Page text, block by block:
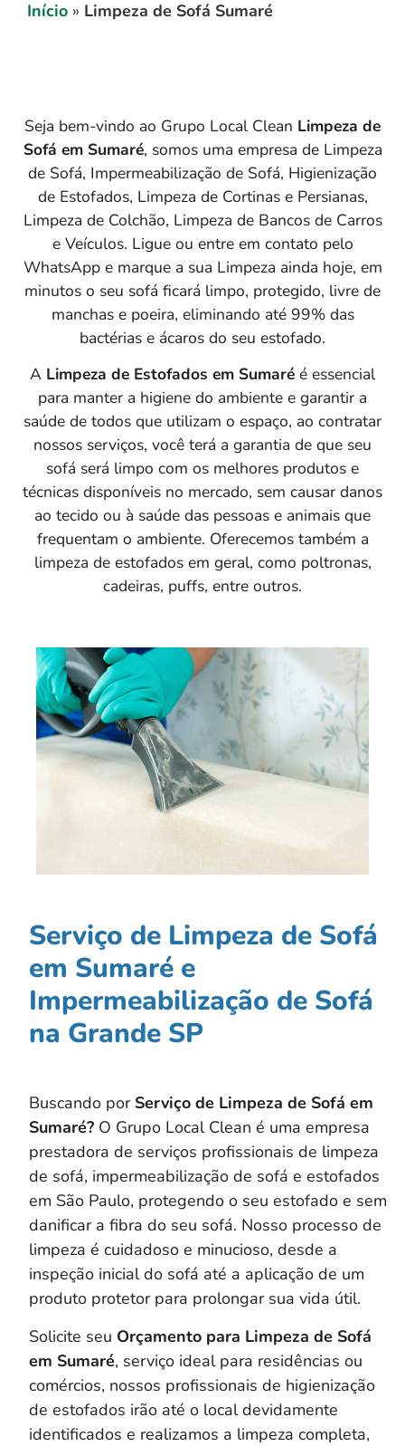
Início » Limpeza de Sofá Sumaré
Seja bem-vindo ao Grupo Local Clean Limpeza de
Sofá em Sumaré, somos uma empresa de Limpeza
de Sofá, Impermeabilização de Sofá, Higienização
de Estofados, Limpeza de Cortinas e Persianas,
Limpeza de Colchão, Limpeza de Bancos de Carros
e Veículos. Ligue ou entre em contato pelo
WhatsApp e marque a sua Limpeza ainda hoje, em
minutos o seu sofá ficará limpo, protegido, livre de
manchas e poeira, eliminando até 99% das
bactérias e ácaros do seu estofado.
A Limpeza de Estofados em Sumaré é essencial
para manter a higiene do ambiente e garantir a
saúde de todos que utilizam o espaço, ao contratar
nossos serviços, você terá a garantia de que seu
sofá será limpo com os melhores produtos e
técnicas disponíveis no mercado, sem causar danos
ao tecido ou à saúde das pessoas e animais que
frequentam o ambiente. Oferecemos também a
limpeza de estofados em geral, como poltronas,
cadeiras, puffs, entre outros.
Serviço de Limpeza de Sofá
em Sumaré e
Impermeabilização de Sofá
na Grande SP
Buscando por Serviço de Limpeza de Sofá em
Sumaré? O Grupo Local Clean é uma empresa
prestadora de serviços profissionais de limpeza
de sofá, impermeabilização de sofá e estofados
em São Paulo, protegendo o seu estofado e sem
danificar a fibra do seu sofá. Nosso processo de
limpeza é cuidadoso e minucioso, desde a
inspeção inicial do sofá até a aplicação de um
produto protetor para prolongar sua vida útil.
Solicite seu Orçamento para Limpeza de Sofá
em Sumaré, serviço ideal para residências ou
comércios, nossos profissionais de higienização
de estofados irão até o local devidamente
identificados e realizamos a limpeza completa,